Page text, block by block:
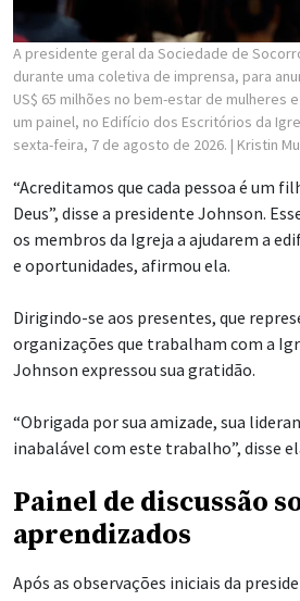
A presidente geral da Sociedade de
durante uma coletiva de imprensa, para
US$ 65 milhões no bem-estar de mulheres
um painel, no Edifício dos Escritórios da
sexta-feira, 7 de agosto de 2026. | Kristin
“Acreditamos que cada pessoa é um
Deus”, disse a presidente Johnson.
os membros da Igreja a ajudarem a
e oportunidades, afirmou ela.
Dirigindo-se aos presentes, que
organizações que trabalham com a
Johnson expressou sua gratidão.
“Obrigada por sua amizade, sua
inabalável com este trabalho”, disse
Painel de discussão
aprendizados
Após as observações iniciais da